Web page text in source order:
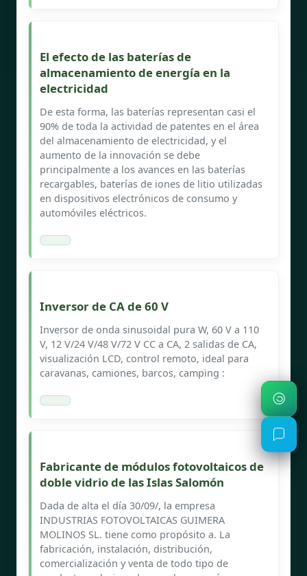
El efecto de las baterías de
almacenamiento de energía en la
electricidad
De esta forma, las baterías representan casi el
90% de toda la actividad de patentes en el área
del almacenamiento de electricidad, y el
aumento de la innovación se debe
principalmente a los avances en las baterías
recargables, baterías de iones de litio utilizadas
en dispositivos electrónicos de consumo y
automóviles eléctricos.
Inversor de CA de 60 V
Inversor de onda sinusoidal pura W, 60 V a 110
V, 12 V/24 V/48 V/72 V CC a CA, 2 salidas de CA,
visualización LCD, control remoto, ideal para
caravanas, camiones, barcos, camping :
Fabricante de módulos fotovoltaicos de
doble vidrio de las Islas Salomón
Dada de alta el día 30/09/, la empresa
INDUSTRIAS FOTOVOLTAICAS GUIMERA
MOLINOS SL. tiene como propósito a. La
fabricación, instalación, distribución,
comercialización y venta de todo tipo de